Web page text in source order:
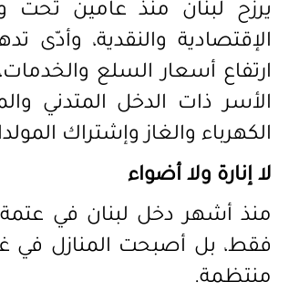
يرزح لبنان منذ عامين تحت
الإقتصادية والنقدية، وأدّى
ارتفاع أسعار السلع
الأسر ذات الدخل المتدني
الكهرباء والغاز وإشتراك
لا إنارة ولا أضواء
منذ أشهر دخل لبنان في عتمة
فقط، بل أصبحت المنازل في
منتظمة.